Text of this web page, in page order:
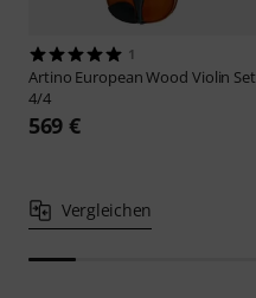
1
Artino European Wood Violin Set
4/4
569 €
Vergleichen